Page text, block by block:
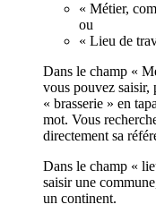
« Métier,
ou
« Lieu de
Dans le champ «
vous pouvez saisir,
« brasserie » en
mot. Vous
directement sa
Dans le champ «
saisir une
un continent.